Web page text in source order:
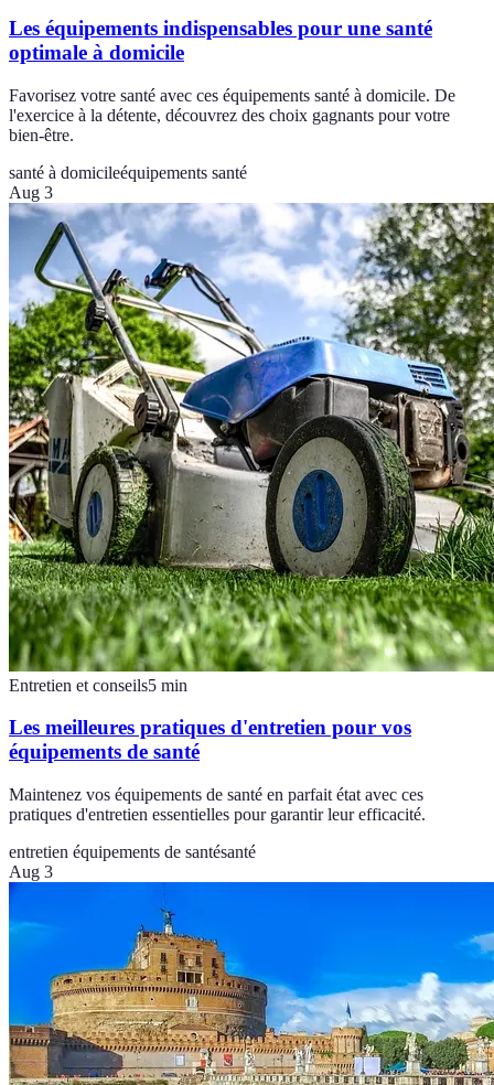
Les équipements indispensables pour une santé
optimale à domicile
Favorisez votre santé avec ces équipements santé à domicile. De
l'exercice à la détente, découvrez des choix gagnants pour votre
bien-être.
santé à domicileéquipements santé
Aug 3
Entretien et conseils5 min
Les meilleures pratiques d'entretien pour vos
équipements de santé
Maintenez vos équipements de santé en parfait état avec ces
pratiques d'entretien essentielles pour garantir leur efficacité.
entretien équipements de santésanté
Aug 3